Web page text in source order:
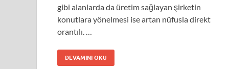
gibi alanlarda da üretim sağlayan şirketin
konutlara yönelmesi ise artan nüfusla direkt
orantılı. …
DEVAMINI OKU